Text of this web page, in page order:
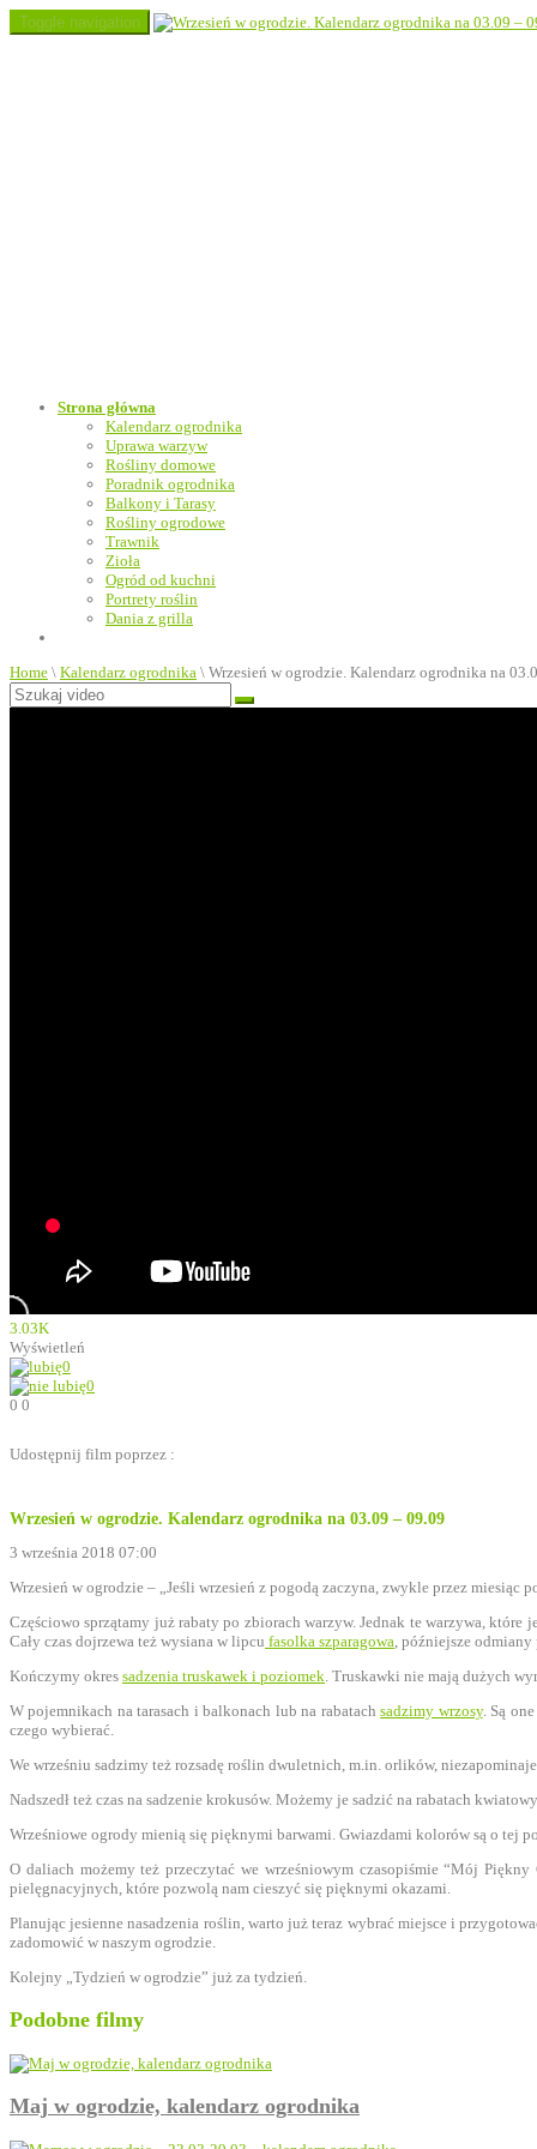
Toggle navigation
Strona główna
Kalendarz ogrodnika
Uprawa warzyw
Rośliny domowe
Poradnik ogrodnika
Balkony i Tarasy
Rośliny ogrodowe
Trawnik
Zioła
Ogród od kuchni
Portrety roślin
Dania z grilla
Home \ Kalendarz ogrodnika \ Wrzesień w ogrodzie. Kalendarz ogrodnika na
3.03K
Wyświetleń
0
0
0 0
Udostępnij film poprzez :
Wrzesień w ogrodzie. Kalendarz ogrodnika na 03.09 – 09.09
3 września 2018 07:00
Wrzesień w ogrodzie – „Jeśli wrzesień z pogodą zaczyna, zwykle przez miesiąc
Częściowo sprzątamy już rabaty po zbiorach warzyw. Jednak te warzywa, które
Cały czas dojrzewa też wysiana w lipcu fasolka szparagowa , późniejsze
Kończymy okres sadzenia truskawek i poziomek . Truskawki nie mają dużych
W pojemnikach na tarasach i balkonach lub na rabatachsadzimy wrzosy. Są
czego wybierać.
We wrześniu sadzimy też rozsadę roślin dwuletnich, m.in. orlików,
Nadszedł też czas na sadzenie krokusów. Możemy je sadzić na rabatach
Wrześniowe ogrody mienią się pięknymi barwami. Gwiazdami kolorów są o tej
O daliach możemy też przeczytać we wrześniowym czasopiśmie “Mój
pielęgnacyjnych, które pozwolą nam cieszyć się pięknymi okazami.
Planując jesienne nasadzenia roślin, warto już teraz wybrać miejsce i
zadomowić w naszym ogrodzie.
Kolejny „Tydzień w ogrodzie” już za tydzień.
Podobne filmy
Maj w ogrodzie, kalendarz ogrodnika